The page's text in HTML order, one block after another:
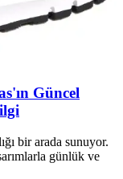
Güncel
bir arada sunuyor.
günlük ve